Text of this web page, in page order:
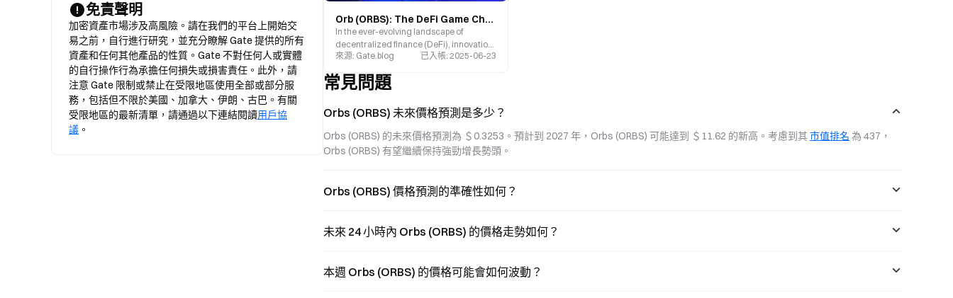
免責聲明
加密資產市場涉及高風險。請在我們的平台上開始交
易之前，自行進行研究，並充分瞭解 Gate 提供的所有
資產和任何其他產品的性質。Gate 不對任何人或實體
的自行操作行為承擔任何損失或損害責任。此外，請
注意 Gate 限制或禁止在受限地區使用全部或部分服
務，包括但不限於美國、加拿大、伊朗、古巴。有關
受限地區的最新清單，請通過以下連結閱讀用戶協
議 。
Orb (ORBS): The DeFi Game Changer
In the ever-evolving landscape of
decentralized finance (DeFi), innovation
is the name of the game.
來源: Gate.blog 已入帳:2025-06-23
常見問題
Orbs (ORBS) 未來價格預測是多少？
Orbs (ORBS) 的未來價格預測為 ＄0.3253。預計到 2027 年，Orbs (ORBS) 可能達到 ＄11.62 的新高。考慮到其 市值排名 為 437，
Orbs (ORBS) 有望繼續保持強勁增長勢頭。
Orbs (ORBS) 價格預測的準確性如何？
未來 24 小時內 Orbs (ORBS) 的價格走勢如何？
本週 Orbs (ORBS) 的價格可能會如何波動？